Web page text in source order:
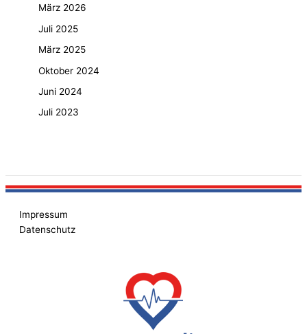
März 2026
Juli 2025
März 2025
Oktober 2024
Juni 2024
Juli 2023
Impressum
Datenschutz